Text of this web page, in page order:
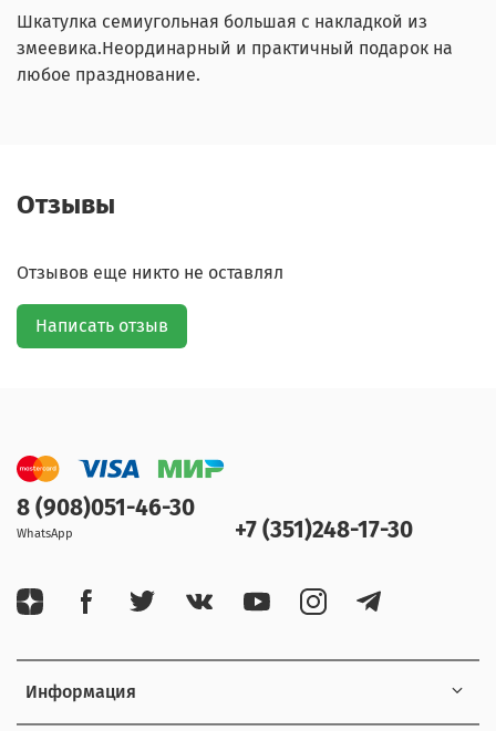
Шкатулка семиугольная большая с накладкой из
змеевика.Неординарный и практичный подарок на
любое празднование.
Отзывы
Отзывов еще никто не оставлял
Написать отзыв
Информация
8 (908)051-46-30
WhatsApp +7 (351)248-17-30